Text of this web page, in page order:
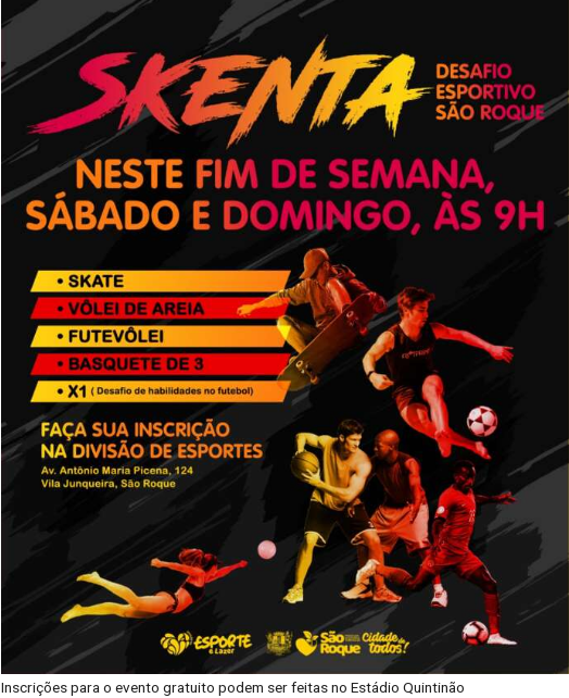
Inscrições para o evento gratuito podem ser feitas no Estádio Quintinão